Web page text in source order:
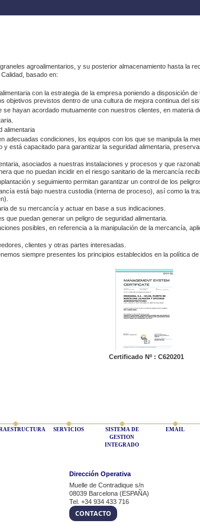
agroalimentarios, y su posterior almacenamiento hasta la
basado en:
con la estrategia de la empresa poniendo a disposición
previstos dentro de una cultura de mejora continua del
hayan acordado mutuamente con nuestros clientes, en materia
alimentaria
adecuadas condiciones, los equipos con los que se manipula la
está capacitado para garantizar la seguridad alimentaria,
asociados a nuestras instalaciones y procesos y que
que no puedan incidir en el riesgo sanitario de la mercancía
y seguimiento permitan garantizar un control de los
está bajo nuestra custodia (interna de proceso), así como la
de su mercancía y actuar en base a sus indicaciones.
puedan generar un peligro de seguridad alimentaria.
posibles, en referencia a la manipulación de la mercancía,
clientes y otras partes interesadas.
siempre presentes los principios establecidos en la política
Certificado Nº : C620201
SERVICIOS
SISTEMA DE
GESTION
INTEGRADO
EMAIL
Dirección Operativa
Muelle de Contradique s/n
08039 Barcelona (ESPAÑA)
Tel. +34 934 433 716
CONTACTO